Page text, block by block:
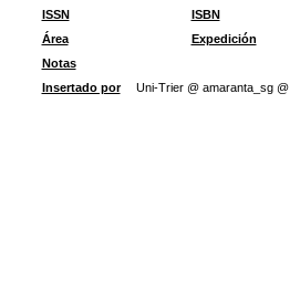
ISSN
ISBN
Área
Expedición
Notas
Insertado por
Uni-Trier @ amaranta_sg @